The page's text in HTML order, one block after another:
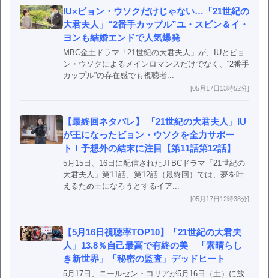
IU×ビョン・ウソクだけじゃない…「21世紀の
大君夫人」“2番手カップル”ユ・スビン＆イ・
ヨンも結婚エンドで人気爆発
MBC金土ドラマ「21世紀の大君夫人」が、IUとビョ
ン・ウソクによるメインロマンスだけでなく、“2番手
カップル”の存在感でも視聴者...
[05月17日13時52分]
【最終回ネタバレ】 「21世紀の大君夫人」IU
が王になったビョン・ウソクを全力サポー
ト！予想外の結末に注目【第11話第12話】
5月15日、16日に配信されたJTBCドラマ「21世紀の
大君夫人」第11話、第12話（最終回）では、夢を叶
えるため王になろうとするイア...
[05月17日12時38分]
【5月16日視聴率TOP10】「21世紀の大君夫
人」13.8％自己最高で有終の美 「素晴らし
き新世界」「秘密の監査」デッドヒート
5月17日、ニールセン・コリアが5月16日（土）に放